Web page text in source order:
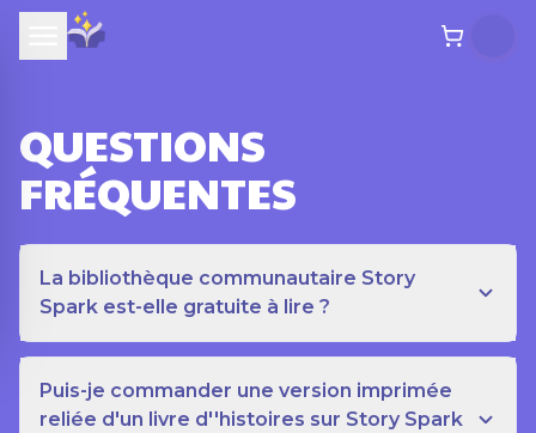
QUESTIONS
FRÉQUENTES
La bibliothèque communautaire Story
Spark est-elle gratuite à lire ?
Puis-je commander une version imprimée
reliée d'un livre d''histoires sur Story Spark